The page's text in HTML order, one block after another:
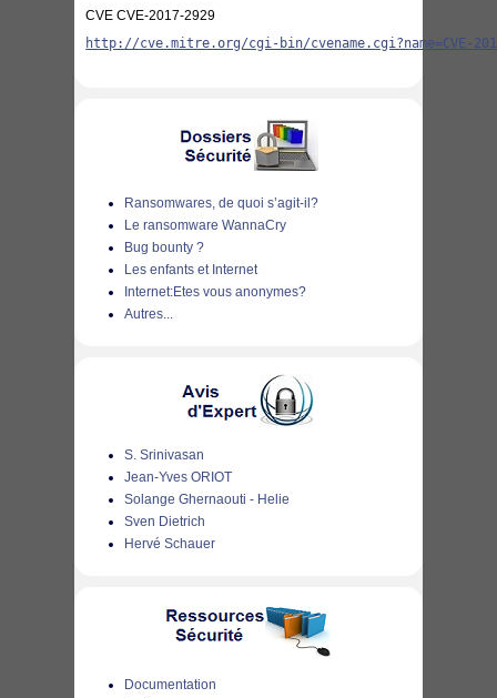
CVE CVE-2017-2929
http://cve.mitre.org/cgi-bin/cvename.cgi?name=CVE-
Ransomwares, de quoi s’agit-il?
Le ransomware WannaCry
Bug bounty ?
Les enfants et Internet
Internet:Etes vous anonymes?
Autres...
S. Srinivasan
Jean-Yves ORIOT
Solange Ghernaouti - Helie
Sven Dietrich
Hervé Schauer
Documentation